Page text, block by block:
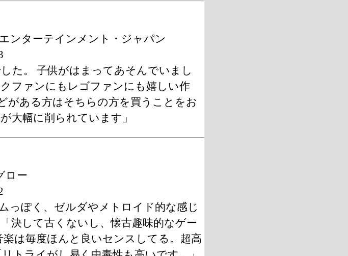
ンターテインメント・ジャパン
た。 子供がはまってあそんでいまし
ファンにもレゴファンにも嬉しい作
がある方はそちらの方を買うことをお
大幅に削られています」
ロー
っぽく、ゼルダやメトロイド的な感じ
決して古くないし、懐古趣味的なゲー
は毎度ほんと良いセンスしてる。超高